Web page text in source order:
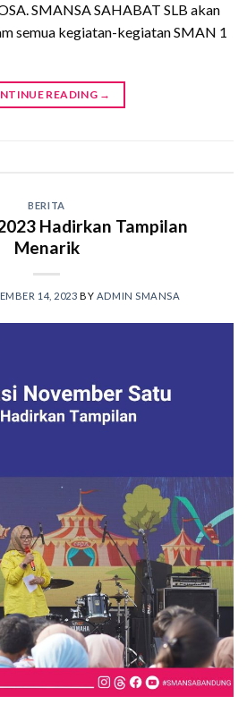
SMANSA SAHABAT SLB akan
semua kegiatan-kegiatan SMAN 1
READING →
BERITA
Hadirkan Tampilan
Menarik
14, 2023 BY ADMIN SMANSA